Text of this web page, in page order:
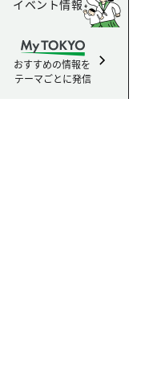
イベント情報
おすすめの情報を
テーマごとに発信